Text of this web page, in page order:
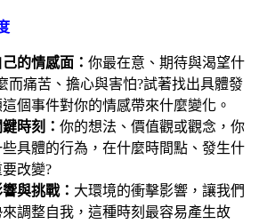
的情感面： 你最在意、期待與渴望什
而痛苦、擔心與害怕?試著找出具體發
個事件對你的情感帶來什麼變化。
時刻： 你的想法、價值觀或觀念，你
具體的行為，在什麼時間點、發生什
改變?
與挑戰： 大環境的衝擊影響，讓我們
調整自我，這種時刻最容易產生故